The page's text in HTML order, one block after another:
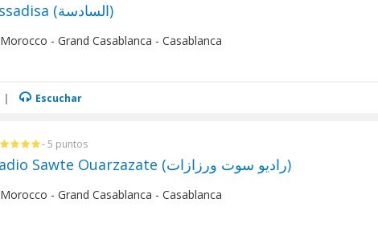
Assadisa (السادسة)
Morocco - Grand Casablanca - Casablanca
| Escuchar
- 5 puntos
Radio Sawte Ouarzazate (راديو سوت ورزازات)
Morocco - Grand Casablanca - Casablanca